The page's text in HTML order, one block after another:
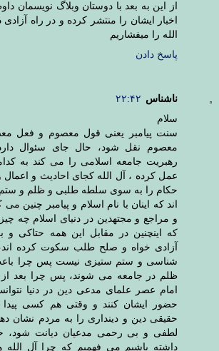
از این به بعد با دوستان وبلاگ نویسمان
اخبار ایشان را منتشر کرده و در راه
الله را میفشاریم
پاسخ دادن
ناشناس ۲۲:۴۲
سلام
سنت پیامبر یعنی قول معصوم و فعل
معصوم نقل شود، حال جای سئوال
رهبریت جامعه اسلامی را می کند به
عمل کرده ، آل الله کجای احادیث و
حکام را به سوی سلطه طلبی و ظلم و
اند که اینان با نام اسلام و پیامبر چنین
و مراجع و مجتهدین در دنیای اسلام چه
که اینچنین در مقابل این همه حتاکی و
آزادی خواه و صلح طلب سکوت کرده
شناسی و ستم ستیزی نیست پس چرا
ظلم در جامعه می شوند، پس چرا بعد
امام عصر علمای مدعی دین در دنیا
حضور ایشان کنند و وقتی هم کسی پیدا
حقیقی دین و دینداری را به مردم نشان
لطفی و بی رحمی مدعیان دیانت شود،
داشته باشیم می فهمیم که چرا آل الله